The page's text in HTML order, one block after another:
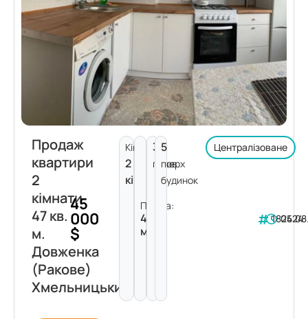
Продаж
квартири
2
кімнати
47 кв.
м.
Довженка
(Ракове)
Хмельницький
45
000
$
Кімнат:
2
кімнати
Площа:
47
м²
3
поверх
5
пов.
будинок
Централізоване
182424